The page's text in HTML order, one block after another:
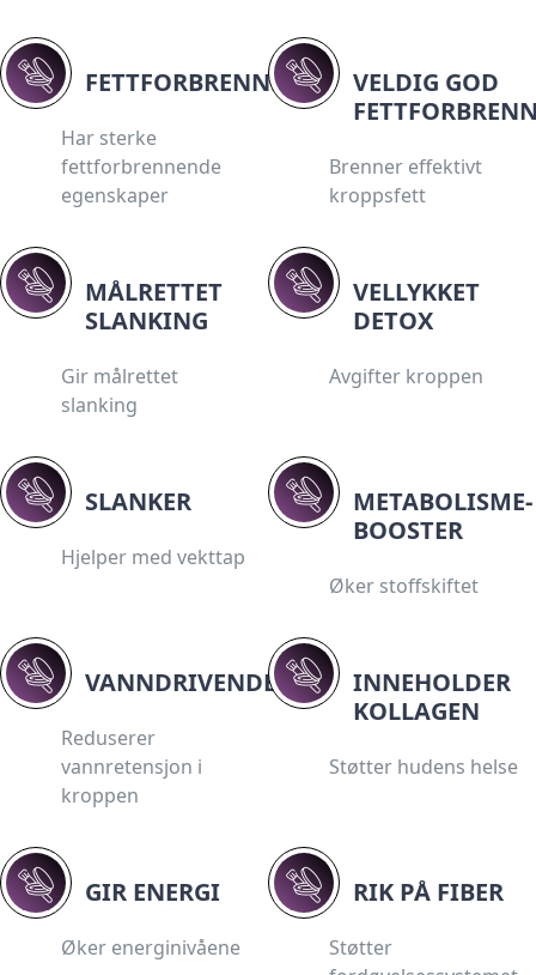
FETTFORBRENNENDE
Har sterke
fettforbrennende
egenskaper
VELDIG GOD
Brenner effektivt
kroppsfett
MÅLRETTET
SLANKING
Gir målrettet
slanking
VELLYKKET
DETOX
Avgifter kroppen
SLANKER
Hjelper med vekttap
METABOLISME-
BOOSTER
Øker stoffskiftet
VANNDRIVENDE
Reduserer
vannretensjon i
kroppen
INNEHOLDER
KOLLAGEN
Støtter hudens helse
GIR ENERGI
Øker energinivåene
RIK PÅ FIBER
Støtter